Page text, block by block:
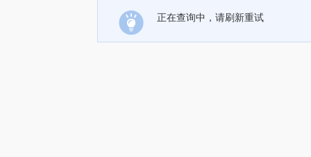
正在查询中，请刷新重试